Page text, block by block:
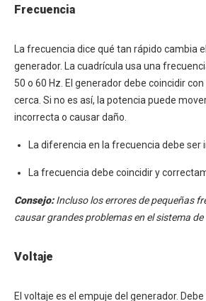
Frecuencia
La frecuencia dice qué tan rápido cambia
generador. La cuadrícula usa una
50 o 60 Hz. El generador debe coincidir
cerca. Si no es así, la potencia puede
incorrecta o causar daño.
La diferencia en la frecuencia debe ser
La frecuencia debe coincidir y
Consejo:Incluso los errores de pequeñas
causar grandes problemas en el sistema de
Voltaje
El voltaje es el empuje del generador.